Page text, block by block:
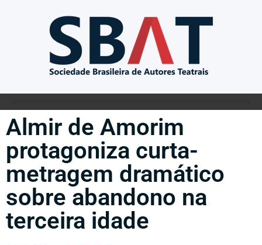
Almir de Amorim
protagoniza curta-
metragem dramático
sobre abandono na
terceira idade